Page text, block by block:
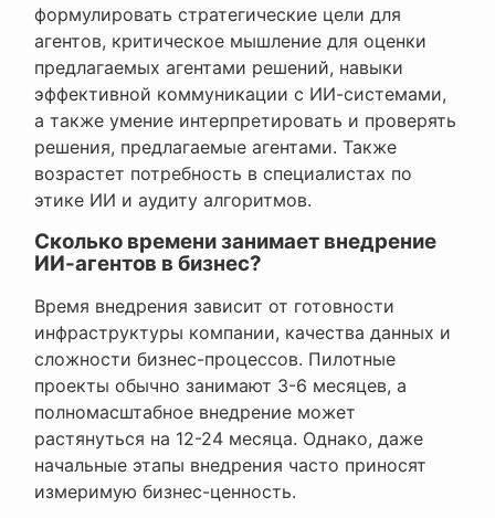
формулировать стратегические цели для
агентов, критическое мышление для оценки
предлагаемых агентами решений, навыки
эффективной коммуникации с ИИ-системами,
а также умение интерпретировать и проверять
решения, предлагаемые агентами. Также
возрастет потребность в специалистах по
этике ИИ и аудиту алгоритмов.
Сколько времени занимает внедрение
ИИ-агентов в бизнес?
Время внедрения зависит от готовности
инфраструктуры компании, качества данных и
сложности бизнес-процессов. Пилотные
проекты обычно занимают 3-6 месяцев, а
полномасштабное внедрение может
растянуться на 12-24 месяца. Однако, даже
начальные этапы внедрения часто приносят
измеримую бизнес-ценность.